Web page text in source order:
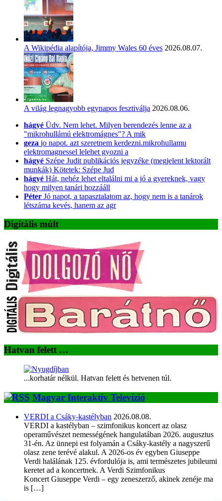
A Wikipédia alapítója, Jimmy Wales 60 éves 2026.08.07.
A világ legnagyobb egynapos fesztiválja 2026.08.06.
hágyé Üdv. Nem lehet. Milyen berendezés lenne az a
"mikrohullámú elektromágnes"? A mik
geza jo napot. azt szeretnem kerdezni.mikrohullamu
elektromagnessel lelehet gyozni a
hágyé Szépe Judit publikációs jegyzéke (megjelent lektorált
munkák) Kötetek: Szépe Jud
hágyé Hát, nehéz lehet eltalálni mi a jó a gyereknek, vagy
hogy milyen tanári hozzááll
Péter Jó napot, a tapasztalatom az, hogy nem is a tanárok
létszáma kevés, hanem az agr
Digitális múlt
Hatvan felett …
...korhatár nélkül. Hatvan felett és hetvenen túl.
Magyar Interaktív Televízió
VERDI a Csáky-kastélyban 2026.08.08.
VERDI a kastélyban – szimfonikus koncert az olasz
operaművészet nemességének hangulatában 2026. augusztus
31-én. Az ünnepi est folyamán a Csáky-kastély a nagyszerű
olasz zene terévé alakul. A 2026-os év egyben Giuseppe
Verdi halálának 125. évfordulója is, ami természetes jubileumi
keretet ad a koncertnek. A Verdi Szimfonikus
Koncert Giuseppe Verdi – egy zeneszerző, akinek zenéje ma
is […]